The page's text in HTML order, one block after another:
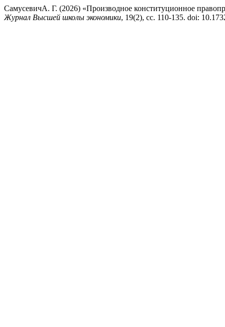
СамусевичА. Г. (2026) «Производное конституционное
Журнал Высшей школы экономики, 19(2), сс. 110-135. doi: